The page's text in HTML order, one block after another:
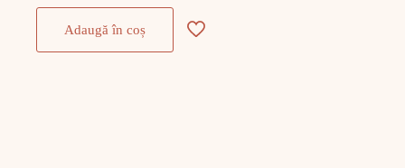
Adaugă în coș